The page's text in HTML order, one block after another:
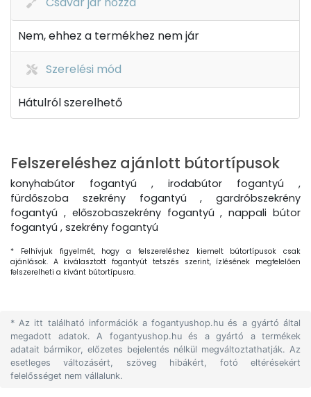
Nem, ehhez a termékhez nem jár
Szerelési mód
Hátulról szerelhető
Felszereléshez ajánlott bútortípusok
konyhabútor fogantyú , irodabútor fogantyú ,
fürdőszoba szekrény fogantyú , gardróbszekrény
fogantyú , előszobaszekrény fogantyú , nappali bútor
fogantyú , szekrény fogantyú
* Felhívjuk figyelmét, hogy a felszereléshez kiemelt bútortípusok csak
ajánlások. A kiválasztott fogantyút tetszés szerint, ízlésének megfelelően
felszerelheti a kívánt bútortípusra.
* Az itt található információk a fogantyushop.hu és a gyártó által
megadott adatok. A fogantyushop.hu és a gyártó a termékek
adatait bármikor, előzetes bejelentés nélkül megváltoztathatják. Az
esetleges változásért, szöveg hibákért, fotó eltérésekért
felelősséget nem vállalunk.